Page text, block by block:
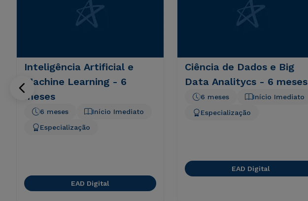
Inteligência Artificial e
Machine Learning - 6
meses
Início Imediato
6 meses
Especialização
EAD Digital
Ciência de Dados e Big
Data Analitycs - 6 meses
Início Imediato
6 meses
Especialização
EAD Digital